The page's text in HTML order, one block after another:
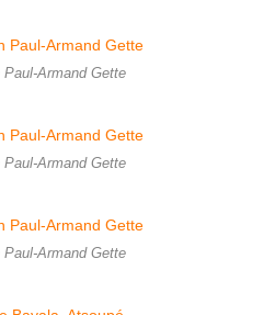
Armand Gette
Armand Gette
Armand Gette